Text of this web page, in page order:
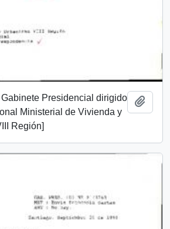
Presidencial dirigido
Ministerial de Vivienda y
Región]